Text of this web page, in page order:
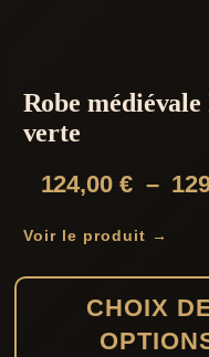
Robe médiévale
verte
124,00 € –
Voir le produit →
CHOIX